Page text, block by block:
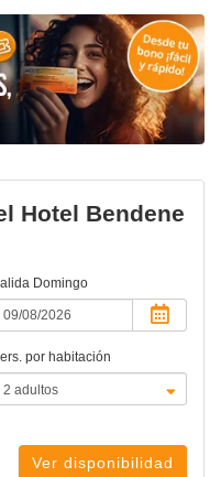
Hotel Bendene
Domingo
por habitación
Ver disponibilidad